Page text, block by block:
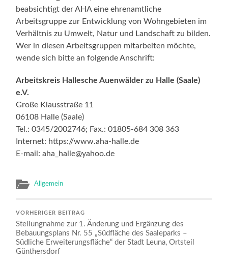
beabsichtigt der AHA eine ehrenamtliche
Arbeitsgruppe zur Entwicklung von Wohngebieten im
Verhältnis zu Umwelt, Natur und Landschaft zu bilden.
Wer in diesen Arbeitsgruppen mitarbeiten möchte,
wende sich bitte an folgende Anschrift:
Arbeitskreis Hallesche Auenwälder zu Halle (Saale)
e.V.
Große Klausstraße 11
06108 Halle (Saale)
Tel.: 0345/2002746; Fax.: 01805-684 308 363
Internet: https://www.aha-halle.de
E-mail: aha_halle@yahoo.de
Allgemein
VORHERIGER BEITRAG
Stellungnahme zur 1. Änderung und Ergänzung des
Bebauungsplans Nr. 55 „Südfläche des Saaleparks –
Südliche Erweiterungsfläche“ der Stadt Leuna, Ortsteil
Günthersdorf